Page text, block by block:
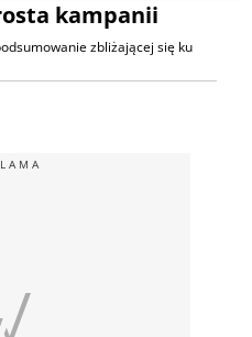
kampanii
zbliżającej się ku